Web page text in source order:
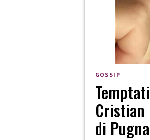
GOSSIP
Cristian
di